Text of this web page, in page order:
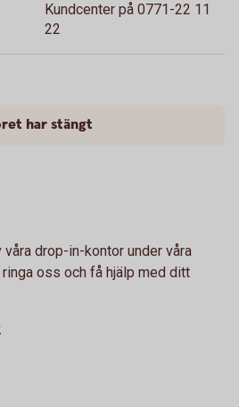
Kundcenter på 0771-22 11
22
har stängt
drop-in-kontor under våra
oss och få hjälp med ditt